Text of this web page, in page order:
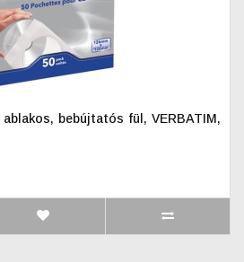
ablakos, bebújtatós fül, VERBATIM,